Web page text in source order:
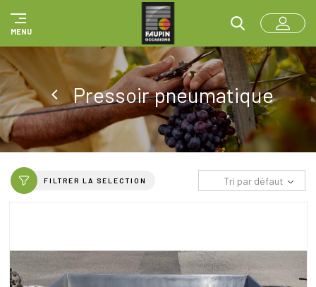
MENU
Pressoir pneumatique
FILTRER LA SELECTION Tri par défaut
Panneau de gestion des cookies